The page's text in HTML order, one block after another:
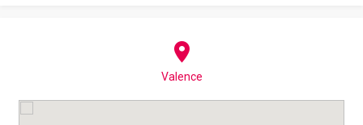
Valence